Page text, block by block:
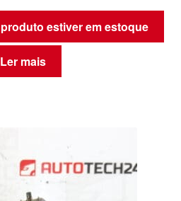
estiver em estoque
Ler mais